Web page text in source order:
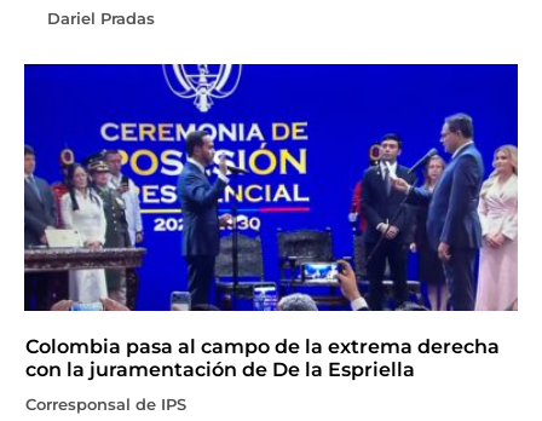
Dariel Pradas
Colombia pasa al campo de la extrema derecha
con la juramentación de De la Espriella
Corresponsal de IPS